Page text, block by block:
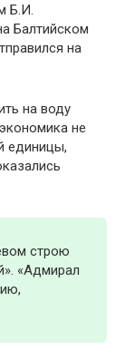
Б.И.
Балтийском
на
на воду
не
единицы,
строю
«Адмирал